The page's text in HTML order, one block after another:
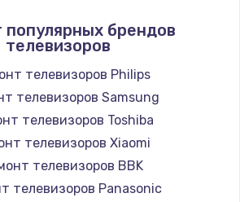
ремонт/прошивка
Bluetooth/Wi-Fi модуля
Заказать
популярных брендов
телевизоров
телевизоров Philips
телевизоров Samsung
телевизоров Toshiba
телевизоров Xiaomi
телевизоров BBK
телевизоров Panasonic